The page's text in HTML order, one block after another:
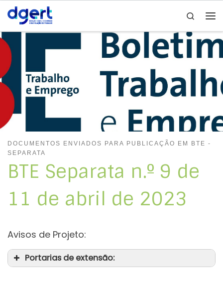
Skip to content
Search
DOCUMENTOS ENVIADOS PARA PUBLICAÇÃO EM BTE -
SEPARATA
BTE Separata n.º 9 de
11 de abril de 2023
Avisos de Projeto:
Portarias de extensão: